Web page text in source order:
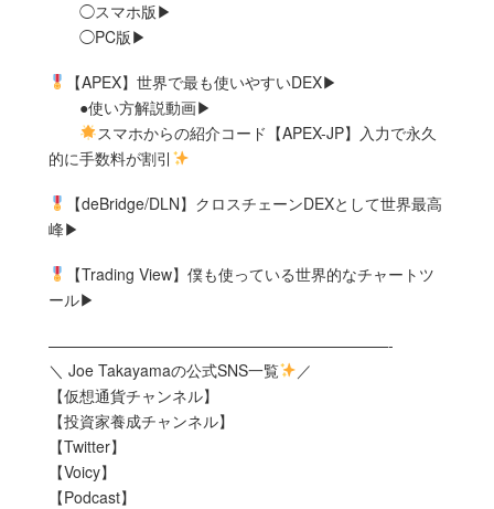
◯スマホ版▶︎
◯PC版▶︎
【APEX】世界で最も使いやすいDEX▶︎
●使い方解説動画▶︎
スマホからの紹介コード【APEX-JP】入力で永久
的に手数料が割引
【deBridge/DLN】クロスチェーンDEXとして世界最高
峰▶︎
【Trading View】僕も使っている世界的なチャートツ
ール▶︎
——————————————————————-
＼ Joe Takayamaの公式SNS一覧
／
【仮想通貨チャンネル】
【投資家養成チャンネル】
【Twitter】
【Voicy】
【Podcast】